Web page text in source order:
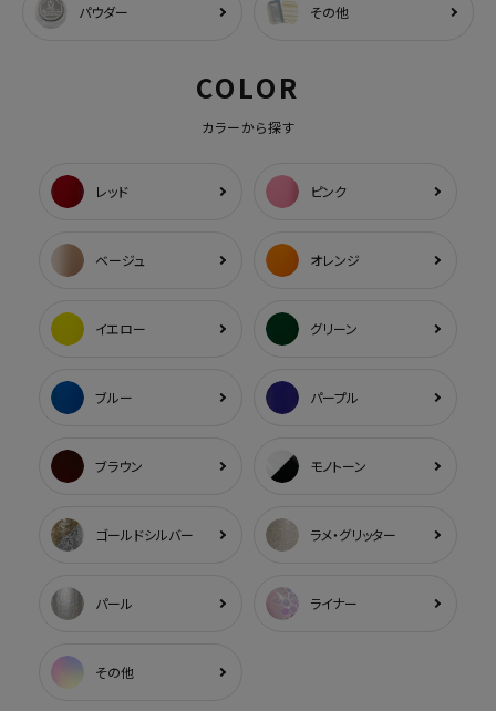
パウダー その他
COLOR
カラーから探す
レッド ピンク
ベージュ オレンジ
イエロー グリーン
ブルー パープル
ブラウン モノトーン
ゴールドシルバー ラメ・グリッター
パール ライナー
その他